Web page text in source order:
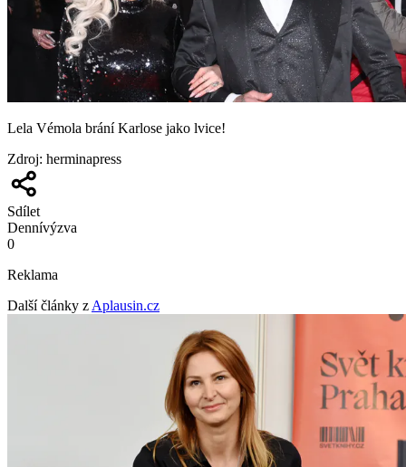
Lela Vémola brání Karlose jako lvice!
Zdroj: herminapress
Sdílet
Dennívýzva
0
Reklama
Další články z Aplausin.cz